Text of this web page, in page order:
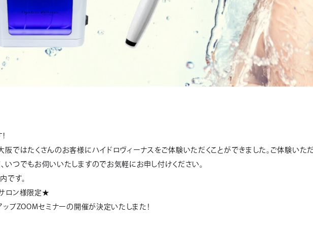
!
阪ではたくさんのお客様にハイドロヴィーナスをご体験いただくことができました。ご体験いた
いつでもお伺いいたしますのでお気軽にお申し付けください。
です。
ロン様限定★
ップZOOMセミナーの開催が決定いたしまた！